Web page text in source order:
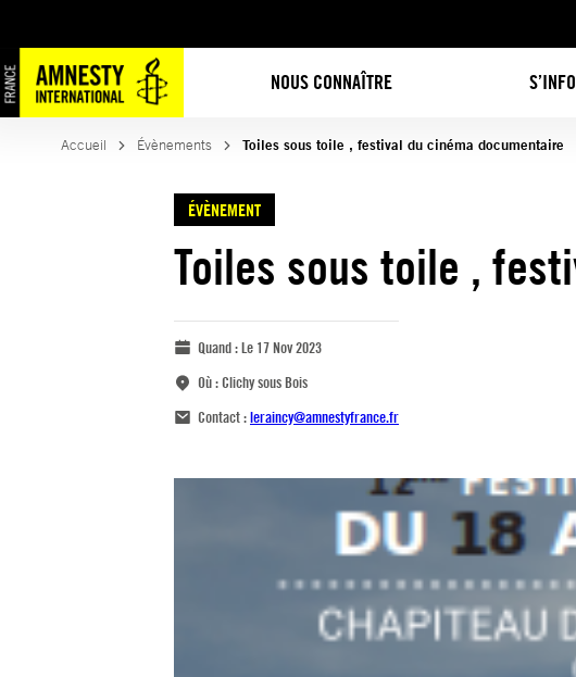
NOUS CONNAÎTRE
Accueil Évènements Toiles sous toile , festival du cinéma documentaire
ÉVÈNEMENT
Toiles sous toile ,
Quand :Le 17 Nov 2023
Où :Clichy sous Bois
Contact :leraincy@amnestyfrance.fr